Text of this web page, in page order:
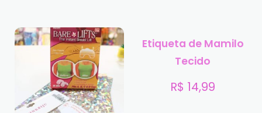
Etiqueta de Mamilo
Tecido
R$ 14,99